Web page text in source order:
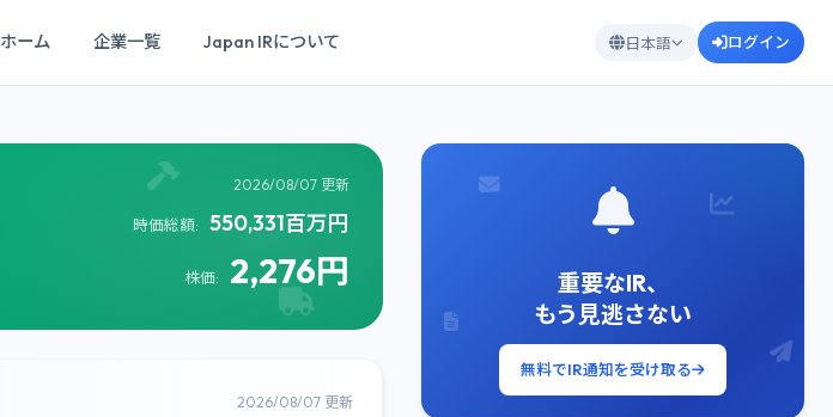
ホーム 企業一覧 Japan IRについて 日本語 ログイン
2026/08/07 更新
時価総額: 550,331百万円
株価: 2,276円
2026/08/07 更新
重要なIR、
もう見逃さない
無料でIR通知を受け取る